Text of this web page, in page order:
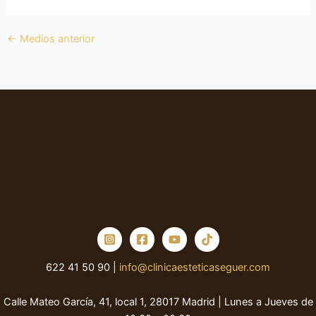
← Medios anterior
622 41 50 90 | info@clinicaesteticaseguer.com
Calle Mateo García, 41, local 1, 28017 Madrid | Lunes a Jueves de